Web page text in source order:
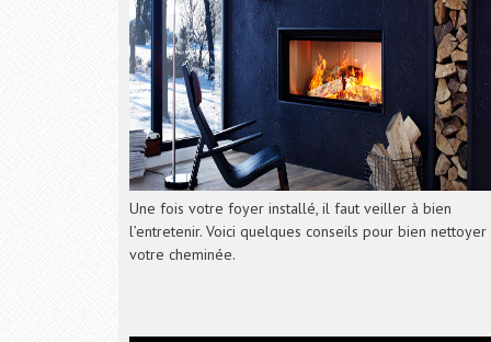
Une fois votre foyer installé, il faut veiller à bien
l’entretenir. Voici quelques conseils pour bien nettoyer
votre cheminée.